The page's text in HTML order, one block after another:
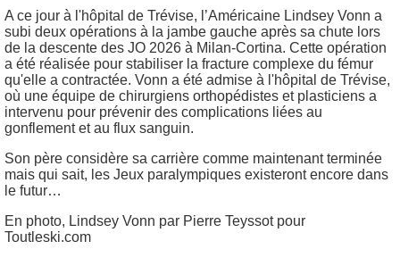
A ce jour à l'hôpital de Trévise, l’Américaine Lindsey Vonn a
subi deux opérations à la jambe gauche après sa chute lors
de la descente des JO 2026 à Milan-Cortina. Cette opération
a été réalisée pour stabiliser la fracture complexe du fémur
qu'elle a contractée. Vonn a été admise à l'hôpital de Trévise,
où une équipe de chirurgiens orthopédistes et plasticiens a
intervenu pour prévenir des complications liées au
gonflement et au flux sanguin.
Son père considère sa carrière comme maintenant terminée
mais qui sait, les Jeux paralympiques existeront encore dans
le futur…
En photo, Lindsey Vonn par Pierre Teyssot pour
Toutleski.com